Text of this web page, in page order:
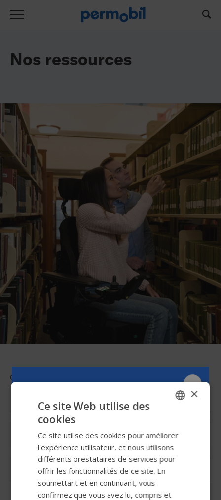
Nos ressources
Catégorie
SWEDISH
DUTCH
GERMAN
×
Ce site Web utilise des
cookies
Ce site utilise des cookies pour améliorer
l'expérience utilisateur, et nous utilisons
différents prestataires de services pour
offrir les fonctionnalités de ce site. En
soumettant et en continuant, vous
confirmez que vous avez lu, compris et